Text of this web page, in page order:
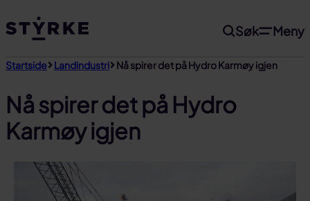
til
Søk Meny
Startside Landindustri Nå spirer det på Hydro Karmøy igjen
Nå spirer det på Hydro
Karmøy igjen